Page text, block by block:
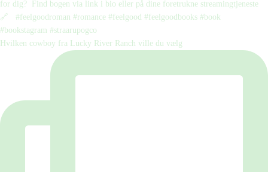
Hvilken cowboy fra Lucky River Ranch ville du vælg